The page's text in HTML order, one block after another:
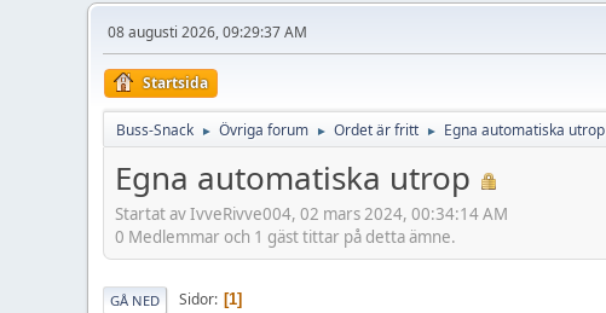
08 augusti 2026, 09:29:37 AM
Startsida
Buss-Snack ► Övriga forum ► Ordet är fritt ► Egna automatiska utrop
Egna automatiska utrop
Startat av IvveRivve004, 02 mars 2024, 00:34:14 AM
0 Medlemmar och 1 gäst tittar på detta ämne.
GÅ NED Sidor 1